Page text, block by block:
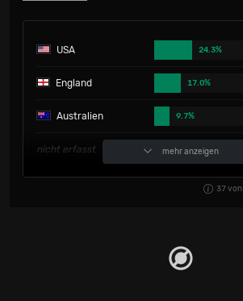
USA 24.3%
England 17.0%
Australien 9.7%
nicht erfasst 9.7%
2.4%
mehr anzeigen
37von